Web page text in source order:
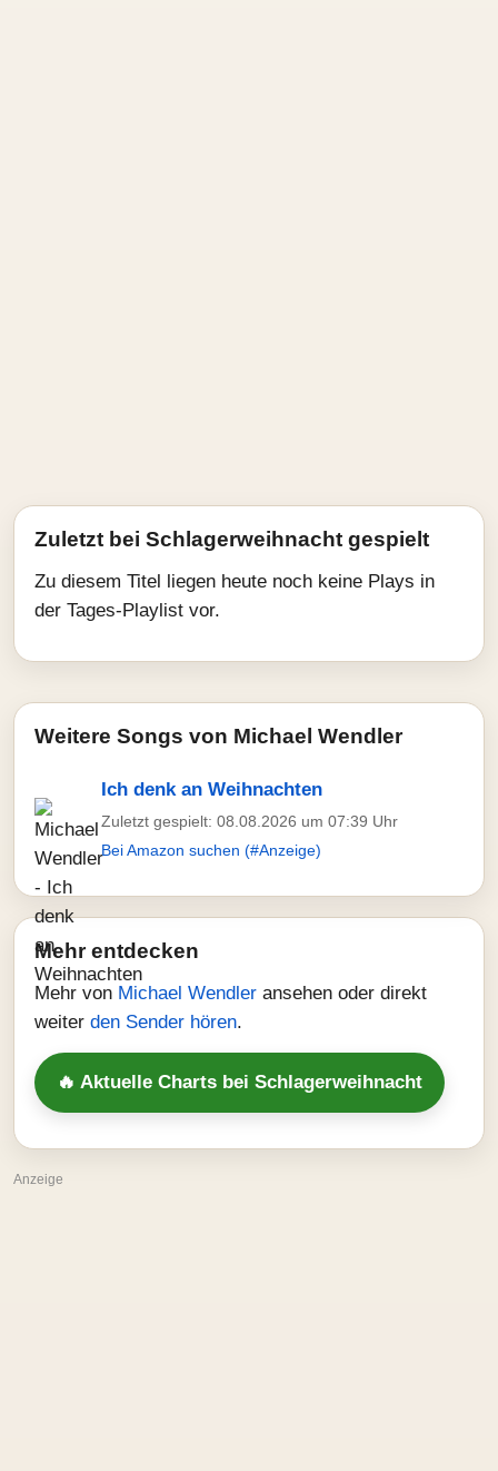
Zuletzt bei Schlagerweihnacht gespielt
Zu diesem Titel liegen heute noch keine Plays in
der Tages-Playlist vor.
Weitere Songs von Michael Wendler
Ich denk an Weihnachten
Zuletzt gespielt: 08.08.2026 um 07:39 Uhr
Bei Amazon suchen (#Anzeige)
Mehr entdecken
Mehr von Michael Wendler ansehen oder direkt
weiter den Sender hören.
🔥 Aktuelle Charts bei Schlagerweihnacht
Anzeige